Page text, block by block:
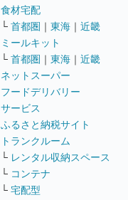
食材宅配
└ 首都圏 ｜ 東海 ｜ 近畿
ミールキット
└ 首都圏 ｜ 東海 ｜ 近畿
ネットスーパー
フードデリバリー
サービス
ふるさと納税サイト
トランクルーム
└ レンタル収納スペース
└ コンテナ
└ 宅配型